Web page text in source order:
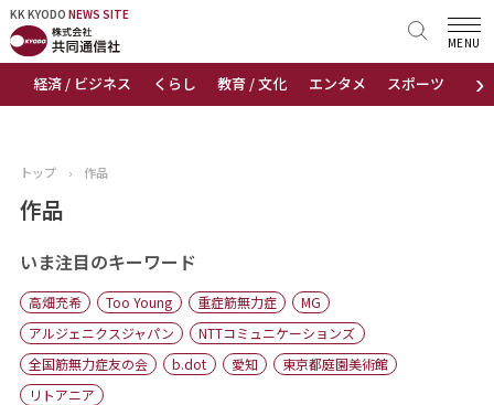
KK KYODO NEWS SITE
›
経済 / ビジネス くらし 教育 / 文化 エンタメ スポーツ 地域
MENU
KK KYODONEWS SITE
トップページ
ニュース
おすすめコンテンツ
出版物
会社概要
トップ › 作品
作品
いま注目のキーワード
高畑充希 Too Young 重症筋無力症
MG
アルジェニクスジャパン
NTTコミュニケーションズ
全国筋無力症友の会
b.dot 愛知
東京都庭園美術館
リトアニア